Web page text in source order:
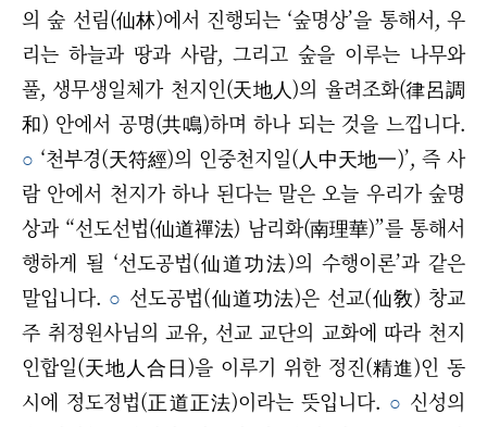
의 숲 선림(仙林)에서 진행되는 ‘숲명상’을 통해서, 우
리는 하늘과 땅과 사람, 그리고 숲을 이루는 나무와
풀, 생무생일체가 천지인(天地人)의 율려조화(律呂調
和) 안에서 공명(共鳴)하며 하나 되는 것을 느낍니다.
○ ‘천부경(天符經)의 인중천지일(人中天地一)’, 즉 사
람 안에서 천지가 하나 된다는 말은 오늘 우리가 숲명
상과 “선도선법(仙道禪法) 남리화(南理華)”를 통해서
행하게 될 ‘선도공법(仙道功法)의 수행이론’과 같은
말입니다. ○ 선도공법(仙道功法)은 선교(仙敎) 창교
주 취정원사님의 교유, 선교 교단의 교화에 따라 천지
인합일(天地人合日)을 이루기 위한 정진(精進)인 동
시에 정도정법(正道正法)이라는 뜻입니다. ○ 신성의